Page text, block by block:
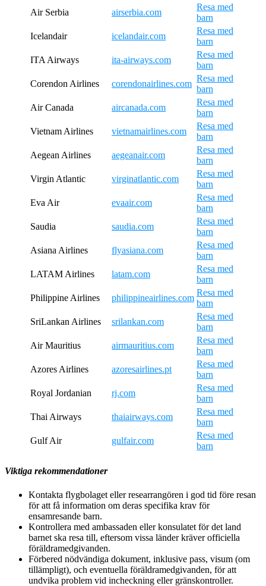
Air Serbia airserbia.com
Resa med
barn
Icelandair
icelandair.com
Resa med
barn
ITA Airways
ita-airways.com
Resa med
barn
Corendon Airlines
corendonairlines.com
Resa med
barn
Air Canada
aircanada.com
Resa med
barn
Vietnam Airlines
vietnamairlines.com
Resa med
barn
Aegean Airlines
aegeanair.com
Resa med
barn
Virgin Atlantic
virginatlantic.com
Resa med
barn
Eva Air
evaair.com
Resa med
barn
Saudia
saudia.com
Resa med
barn
Asiana Airlines
flyasiana.com
Resa med
barn
LATAM Airlines
latam.com
Resa med
barn
Philippine Airlines
philippineairlines.com
Resa med
barn
SriLankan Airlines
srilankan.com
Resa med
barn
Air Mauritius
airmauritius.com
Resa med
barn
Azores Airlines
azoresairlines.pt
Resa med
barn
Royal Jordanian
rj.com
Resa med
barn
Thai Airways
thaiairways.com
Resa med
barn
Gulf Air
gulfair.com
Resa med
barn
Viktiga rekommendationer
Kontakta flygbolaget eller researrangören i god tid före resan
för att få information om deras specifika krav för
ensamresande barn.
Kontrollera med ambassaden eller konsulatet för det land
barnet ska resa till, eftersom vissa länder kräver officiella
föräldramedgivanden.
Förbered nödvändiga dokument, inklusive pass, visum (om
tillämpligt), och eventuella föräldramedgivanden, för att
undvika problem vid incheckning eller gränskontroller.